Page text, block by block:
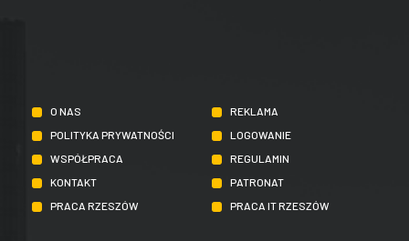
O NAS
REKLAMA
POLITYKA PRYWATNOŚCI
LOGOWANIE
WSPÓŁPRACA
REGULAMIN
KONTAKT
PATRONAT
PRACA RZESZÓW
PRACA IT RZESZÓW